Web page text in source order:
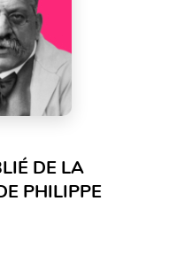
DE LA
PHILIPPE